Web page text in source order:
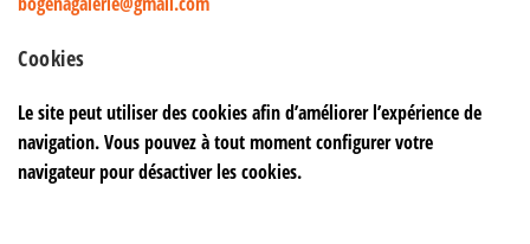
Cookies
Le site peut utiliser des cookies afin d’améliorer l’expérience de
navigation. Vous pouvez à tout moment configurer votre
navigateur pour désactiver les cookies.